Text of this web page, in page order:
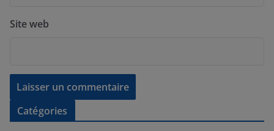
Site web
Catégories